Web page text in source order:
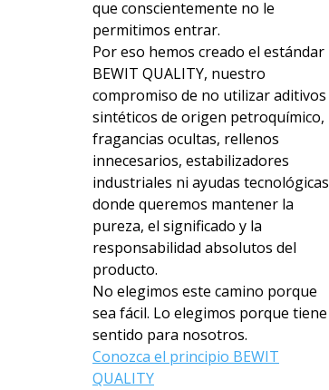
que conscientemente no le
permitimos entrar.
Por eso hemos creado el estándar
BEWIT QUALITY, nuestro
compromiso de no utilizar aditivos
sintéticos de origen petroquímico,
fragancias ocultas, rellenos
innecesarios, estabilizadores
industriales ni ayudas tecnológicas
donde queremos mantener la
pureza, el significado y la
responsabilidad absolutos del
producto.
No elegimos este camino porque
sea fácil. Lo elegimos porque tiene
sentido para nosotros.
Conozca el principio BEWIT
QUALITY